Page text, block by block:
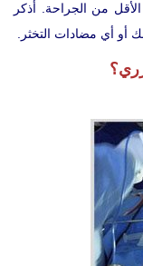
قبل 10-14 يوما على الأقل من الجراحة. أذكر
أو أي مضادات التخثر.